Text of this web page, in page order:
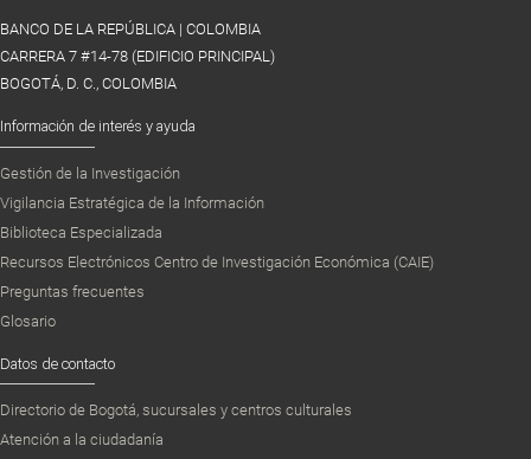
BANCO DE LA REPÚBLICA | COLOMBIA
CARRERA 7 #14-78 (EDIFICIO PRINCIPAL)
BOGOTÁ, D. C., COLOMBIA
Información de interés y ayuda
Gestión de la Investigación
Vigilancia Estratégica de la Información
Biblioteca Especializada
Recursos Electrónicos Centro de Investigación Económica (CAIE)
Preguntas frecuentes
Glosario
Datos de contacto
Directorio de Bogotá, sucursales y centros culturales
Atención a la ciudadanía